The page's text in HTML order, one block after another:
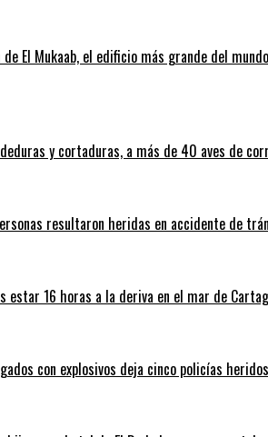
El Mukaab, el edificio más grande del
y cortaduras, a más de 40 aves de
resultaron heridas en accidente de
estar 16 horas a la deriva en el mar de
con explosivos deja cinco policías